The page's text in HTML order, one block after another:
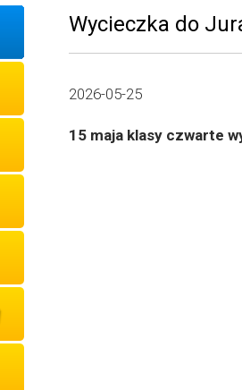
Wycieczka do
2026-05-25
15 maja klasy czwarte